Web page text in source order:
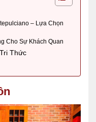
– Lựa Chọn
Cho Sự Khách Quan
Thức